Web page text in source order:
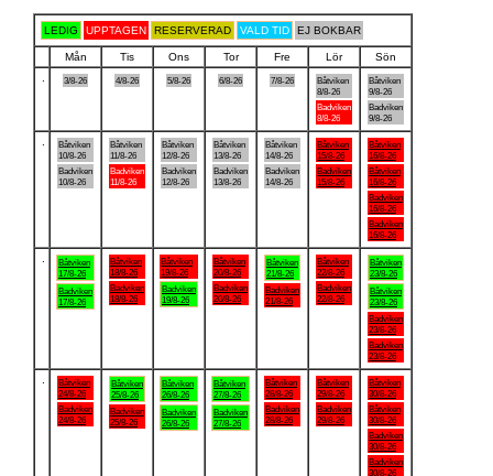
LEDIG UPPTAGEN RESERVERAD VALD TID EJ BOKBAR
Mån Tis Ons Tor Fre Lör
Sön
3/8-26 4/8-26 5/8-26 6/8-26 7/8-26
Båtviken
8/8-26
Badviken
8/8-26
Båtviken
9/8-26
Badviken
9/8-26
Båtviken
10/8-26
Badviken
10/8-26
Båtviken
11/8-26
Badviken
11/8-26
Båtviken
12/8-26
Badviken
12/8-26
Båtviken
13/8-26
Badviken
13/8-26
Båtviken
14/8-26
Badviken
14/8-26
Båtviken
15/8-26
Badviken
15/8-26
Båtviken
16/8-26
Båtviken
16/8-26
Badviken
16/8-26
Badviken
16/8-26
Båtviken
17/8-26
Badviken
17/8-26
Båtviken
18/8-26
Badviken
18/8-26
Båtviken
19/8-26
Badviken
19/8-26
Båtviken
20/8-26
Badviken
20/8-26
Båtviken
21/8-26
Badviken
21/8-26
Båtviken
22/8-26
Badviken
22/8-26
Båtviken
23/8-26
Båtviken
23/8-26
Badviken
23/8-26
Badviken
23/8-26
Båtviken
24/8-26
Badviken
24/8-26
Båtviken
25/8-26
Badviken
25/8-26
Båtviken
26/8-26
Badviken
26/8-26
Båtviken
27/8-26
Badviken
27/8-26
Båtviken
28/8-26
Badviken
28/8-26
Båtviken
29/8-26
Badviken
29/8-26
Båtviken
30/8-26
Båtviken
30/8-26
Badviken
30/8-26
Badviken
30/8-26